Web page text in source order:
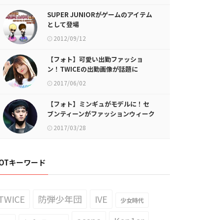
SUPER JUNIORがゲームのアイテム
として登場
2012/09/12
【フォト】可愛い出勤ファッショ
ン！TWICEの出勤画像が話題に
2017/06/02
【フォト】ミンギュがモデルに！セ
ブンティーンがファッションウィーク
に登場
2017/03/28
キーワード
防弾少年団 IVE 少女時代